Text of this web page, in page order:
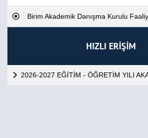
Birim Akademik Danışma Kurulu
HIZLI ERİŞİM
2026-2027 EĞİTİM - ÖĞRETİM YILI